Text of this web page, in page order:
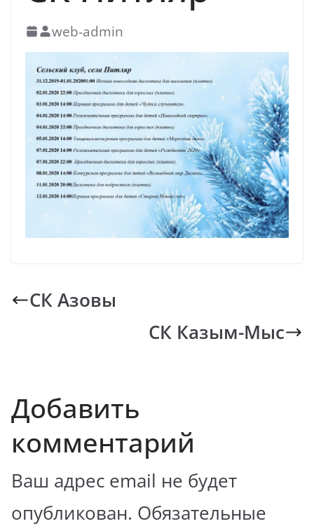
духовно-нравственных ценностей
web-admin
СК Азовы
СК Казым-Мыс
Добавить
комментарий
Ваш адрес email не будет
опубликован. Обязательные